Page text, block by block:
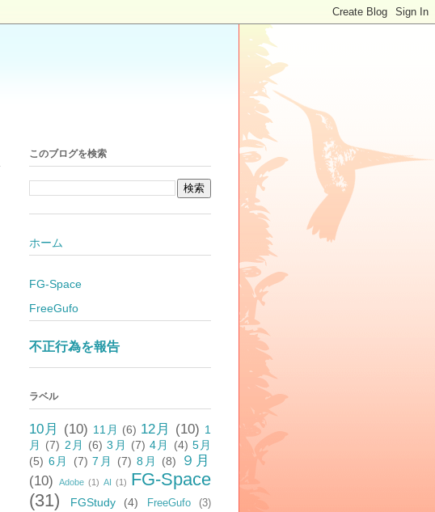
このブログを検索
ホーム
FG-Space
FreeGufo
不正行為を報告
ラベル
10月 (10) 11月 (6) 12月 (10) 1
月
(7) 2月 (6) 3月 (7) 4月 (4) 5月
(5) 6月 (7) 7月 (7) 8月 (8)
９月
(10)
Adobe (1) AI (1) FG-Space
(31)
FGStudy (4) FreeGufo
(3)